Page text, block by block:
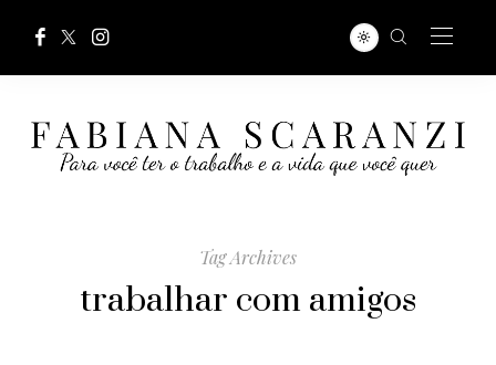
Tag Archives
trabalhar com amigos